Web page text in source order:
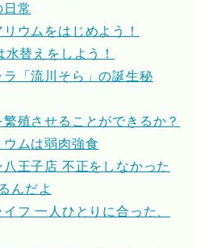
常
ウムをはじめよう！
替えをしよう！
「流川そら」の誕生秘
殖させることができるか？
ウムは弱肉強食
王子店 不正をしなかった
んだよ
フ 一人ひとりに合った、